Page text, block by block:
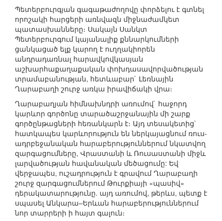
Պետերբուրգյան գագաթաժողովը փորձելու է գտնել
որոշակի հարցերի առնվազն միջնաժամկետ
պատասխանները։ Սակայն Սանկտ
Պետերբուրգում կայանալիք քննարկումների
ցանկացած ելք կարող է ուղղակիորեն
անդրադառնալ հարավկովկասյան
աշխարհաքաղաքական փոխդասավորվածության
տրամաբանության, հետևաբար` Լեռնային
Ղարաբաղի շուրջ առկա իրավիճակի վրա։
Ղարաբաղյան հիմնախնդրի առումով` հաջորդ
կարևոր գործոնը տարածաշրջանային մի շարք
գործընթացների հեռանկարն է։ Այդ տեսակետից`
հատկապես կարևորություն են ներկայացնում ռուս-
ադրբեջանական հարաբերություններում նկատվող
զարգացումները, Վրաստանի և Ռուսաստանի միջև
լարվածության հավանական մեծացումը: Եվ
վերջապես, ուշադրություն է գրավում Ղարաբաղի
շուրջ զարգացումներում Թուրքիայի «պասիվ»
դերակատարությունը. այդ առումով, թերևս, պետք է
սպասել Անկարա–Երևան հարաբերություններում
նոր տարրերի ի հայտ գալուն։